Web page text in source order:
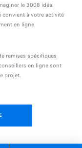
le 3008 idéal
convient à votre activité
en ligne.
remises spécifiques
en ligne sont
projet.